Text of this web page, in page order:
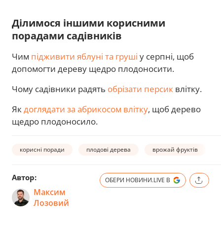
Ділимося іншими корисними
порадами садівників
Чим підживити яблуні та груші у серпні, щоб
допомогти дереву щедро плодоносити.
Чому садівники радять обрізати персик влітку.
Якдоглядати за абрикосом влітку, щоб дерево
щедро плодоносило.
корисні поради плодові дерева врожай фруктів
Автор:
Максим
Лозовий
ОБЕРИ НОВИНИ.LIVE В